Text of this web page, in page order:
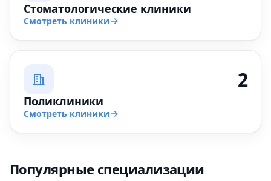
Стоматологические клиники
Смотреть клиники
2
Поликлиники
Смотреть клиники
Популярные специализации